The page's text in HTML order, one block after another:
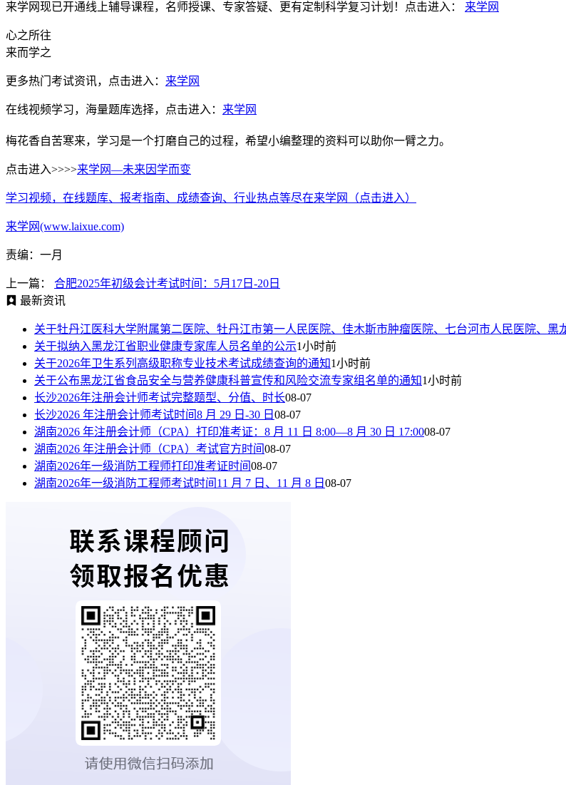
来学网现已开通线上辅导课程，名师授课、专家答疑、更有定制科学复习计划！点击进入： 来学网
心之所往
来而学之
更多热门考试资讯，点击进入： 来学网
在线视频学习，海量题库选择，点击进入： 来学网
梅花香自苦寒来，学习是一个打磨自己的过程，希望小编整理的资料可以助你一臂之力。
点击进入>>>>来学网—未来因学而变
学习视频，在线题库、报考指南、成绩查询、行业热点等尽在来学网（点击进入）
来学网(www.laixue.com)
责编：一月
上一篇：
合肥2025年初级会计考试时间：5月17日-20日
最新资讯
关于牡丹江医科大学附属第二医院、牡丹江市第一人民医院、佳木斯市肿瘤医院、七台河市人民医院、黑
关于拟纳入黑龙江省职业健康专家库人员名单的公示1小时前
关于2026年卫生系列高级职称专业技术考试成绩查询的通知1小时前
关于公布黑龙江省食品安全与营养健康科普宣传和风险交流专家组名单的通知1小时前
长沙2026年注册会计师考试完整题型、分值、时长08-07
长沙2026 年注册会计师考试时间8 月 29 日-30 日 08-07
湖南2026 年注册会计师（CPA）打印准考证：8 月 11 日 8:00—8 月 30 日 17:0008-07
湖南2026 年注册会计师（CPA）考试官方时间08-07
湖南2026年一级消防工程师打印准考证时间08-07
湖南2026年一级消防工程师考试时间11 月 7 日、11 月 8 日 08-07